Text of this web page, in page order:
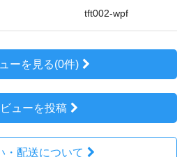
tft002-wpf
ーを見る(0件)
ューを投稿
・配送について